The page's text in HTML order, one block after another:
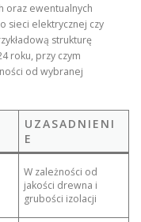
oraz ewentualnych
sieci elektrycznej czy
strukturę
roku, przy czym
od wybranej
UZASADNIENI
E
W zależności od
jakości drewna i
grubości izolacji